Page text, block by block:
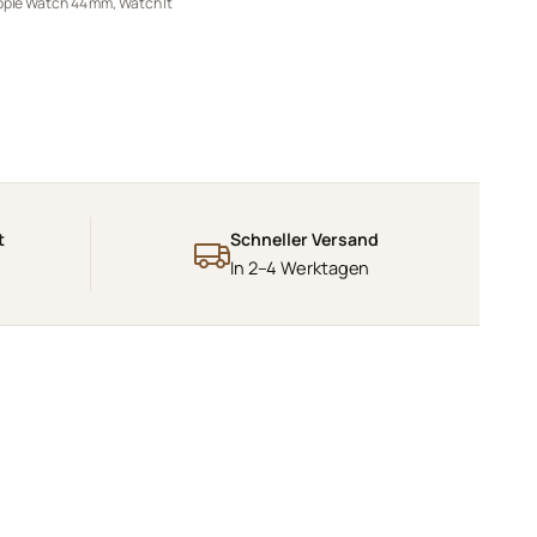
Schneller Versand
In 2–4 Werktagen